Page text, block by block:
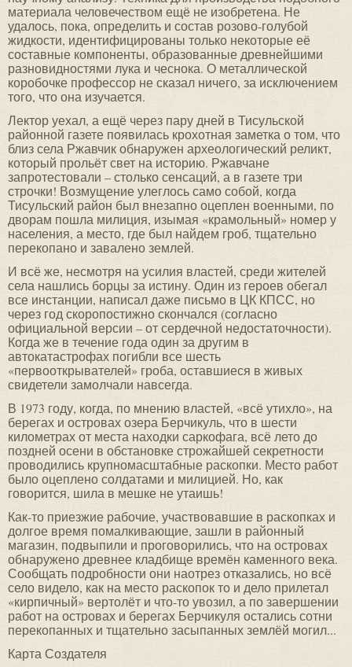
материала человечеством ещё не изобретена. Не
удалось, пока, определить и состав розово-голубой
жидкости, идентифицированы только некоторые её
составные компоненты, образованные древнейшими
разновидностями лука и чеснока. О металлической
коробочке профессор не сказал ничего, за исключением
того, что она изучается.
Лектор уехал, а ещё через пару дней в Тисульской
районной газете появилась крохотная заметка о том, что
близ села Ржавчик обнаружен археологический реликт,
который прольёт свет на историю. Ржавчане
запротестовали – столько сенсаций, а в газете три
строчки! Возмущение улеглось само собой, когда
Тисульский район был внезапно оцеплен военными, по
дворам пошла милиция, изымая «крамольный» номер у
населения, а место, где был найдем гроб, тщательно
перекопано и завалено землей.
И всё же, несмотря на усилия властей, среди жителей
села нашлись борцы за истину. Один из героев обегал
все инстанции, написал даже письмо в ЦК КПСС, но
через год скоропостижно скончался (согласно
официальной версии – от сердечной недостаточности).
Когда же в течение года один за другим в
автокатастрофах погибли все шесть
«первооткрывателей» гроба, оставшиеся в живых
свидетели замолчали навсегда.
В 1973 году, когда, по мнению властей, «всё утихло», на
берегах и островах озера Берчикуль, что в шести
километрах от места находки саркофага, всё лето до
поздней осени в обстановке строжайшей секретности
проводились крупномасштабные раскопки. Место работ
было оцеплено солдатами и милицией. Но, как
говорится, шила в мешке не утаишь!
Как-то приезжие рабочие, участвовавшие в раскопках и
долгое время помалкивающие, зашли в районный
магазин, подвыпили и проговорились, что на островах
обнаружено древнее кладбище времён каменного века.
Сообщать подробности они наотрез отказались, но всё
село видело, как на место раскопок то и дело прилетал
«кирпичный» вертолёт и что-то увозил, а по завершении
работ на островах и берегах Берчикуля остались сотни
перекопанных и тщательно засыпанных землёй могил...
Карта Создателя